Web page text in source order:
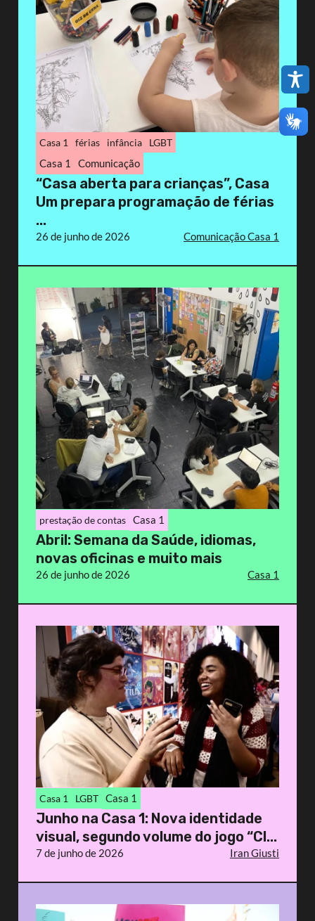
Casa 1 férias infância LGBT
Casa 1 Comunicação
“Casa aberta para crianças”, Casa
Um prepara programação de férias
...
26 de junho de 2026 Comunicação Casa 1
prestação de contas Casa 1
Abril: Semana da Saúde, idiomas,
novas oficinas e muito mais
26 de junho de 2026 Casa 1
Casa 1 LGBT Casa 1
Junho na Casa 1: Nova identidade
visual, segundo volume do jogo “Cl...
7 de junho de 2026 Iran Giusti